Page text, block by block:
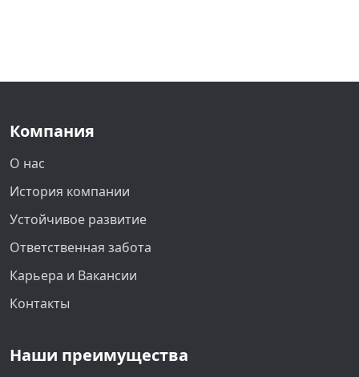
Компания
О нас
История компании
Устойчивое развитие
Ответственная забота
Карьера и Вакансии
Контакты
Наши преимущества